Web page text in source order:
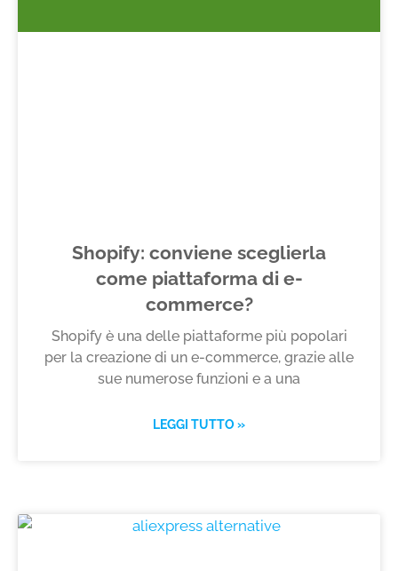
Shopify: conviene sceglierla
come piattaforma di e-
commerce?
Shopify è una delle piattaforme più popolari
per la creazione di un e-commerce, grazie alle
sue numerose funzioni e a una
LEGGI TUTTO »